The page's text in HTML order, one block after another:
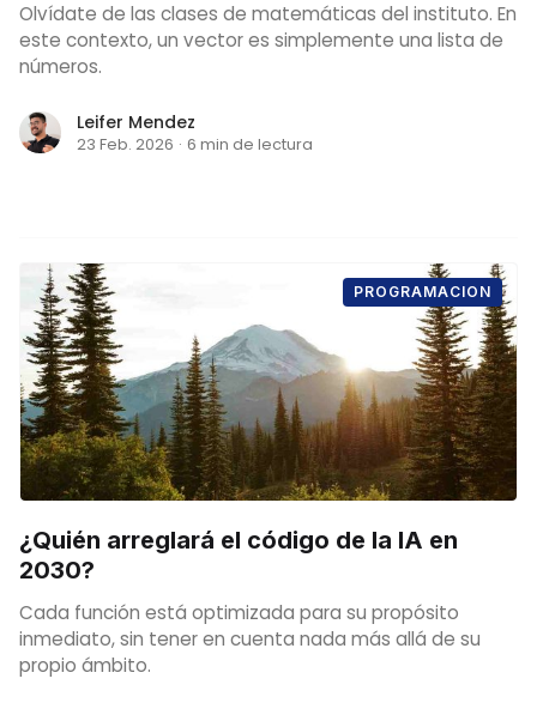
Olvídate de las clases de matemáticas del instituto. En
este contexto, un vector es simplemente una lista de
números.
Leifer Mendez
23 Feb. 2026 · 6 min de lectura
PROGRAMACION
¿Quién arreglará el código de la IA en
2030?
Cada función está optimizada para su propósito
inmediato, sin tener en cuenta nada más allá de su
propio ámbito.